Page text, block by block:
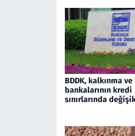
BDDK, kalkınma ve
bankalarının kredi
sınırlarında